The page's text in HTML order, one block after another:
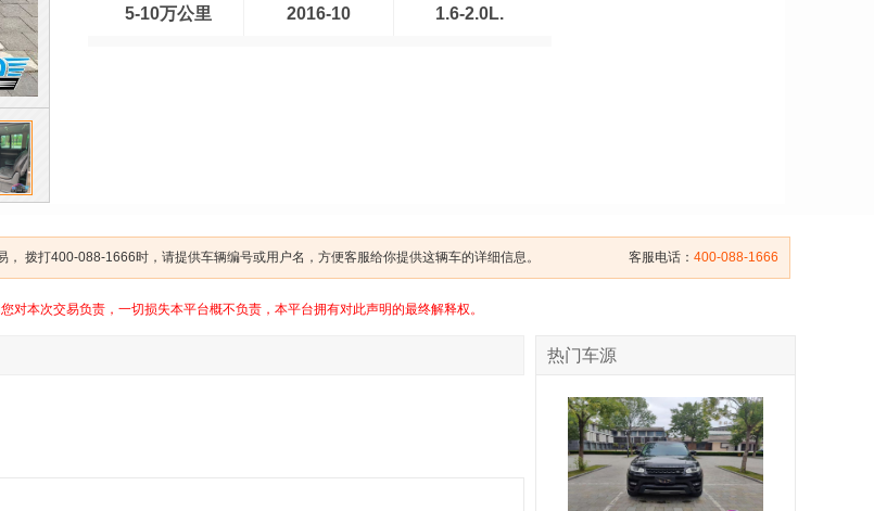
5-10万公里 2016-10 1.6-2.0L.
客服电话： 400-088-1666
拨打400-088-1666时，请提供车辆编号或用户名，方便客服给你提供这辆车的详细信息。
本次交易负责，一切损失本平台概不负责，本平台拥有对此声明的最终解释权。
热门车源